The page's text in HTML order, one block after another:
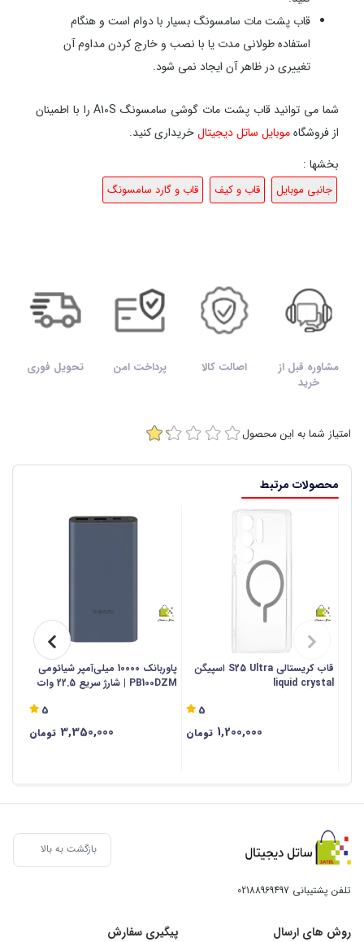
قاب پشت مات سامسونگ بسیار با دوام است و هنگام
استفاده طولانی مدت یا با نصب و خارج کردن مداوم آن
تغییری در ظاهر آن ایجاد نمی شود.
شما می توانید قاب پشت مات گوشی سامسونگ A10S را با اطمینان
از فروشگاهموبایل ساتل دیجیتالخریداری کنید.
بخشها :
جانبی موبایل قاب و کیف قاب و گارد سامسونگ
مشاوره قبل از
خرید
اصالت کالا پرداخت امن تحویل فوری
امتیاز شما به این محصول
محصولات مرتبط
قاب کریستالی S25 Ultra اسپیگن
liquid crystal
5
1,200,000 تومان
پاوربانک 10000 میلی‌آمپر شیائومی
PB100DZM | شارژ سریع 22.5 وات
5
3,350,000 تومان
بازگشت به بالا
تلفن پشتیبانی 02188969497
روش های ارسال
پیگیری سفارش